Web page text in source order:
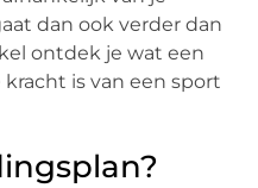
dan ook verder dan
ontdek je wat een
is van een sport